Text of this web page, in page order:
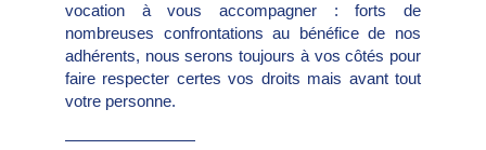
vocation à vous accompagner : forts de
nombreuses confrontations au bénéfice de nos
adhérents, nous serons toujours à vos côtés pour
faire respecter certes vos droits mais avant tout
votre personne.
————————